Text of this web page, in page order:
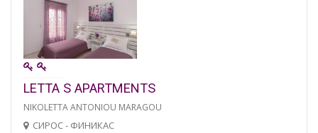
LETTA S APARTMENTS
NIKOLETTA ANTONIOU MARAGOU
СИРОС - ФИНИКАС